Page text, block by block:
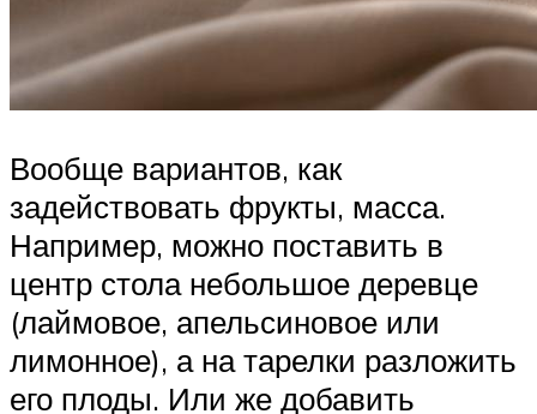
Вообще вариантов, как
задействовать фрукты, масса.
Например, можно поставить в
центр стола небольшое деревце
(лаймовое, апельсиновое или
лимонное), а на тарелки разложить
его плоды. Или же добавить